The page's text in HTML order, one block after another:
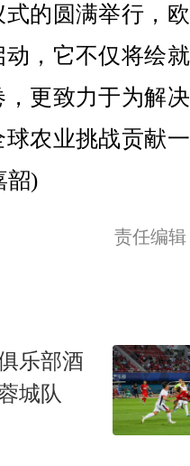
的圆满举行，
，它不仅将绘
更致力于为解
农业挑战贡献
韶)
责任编
乐部酒
城队